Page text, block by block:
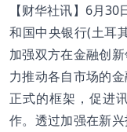
【财华社讯】6月
和国中央银行(土耳
加强双方在金融创
力推动各自市场的
正式的框架，促进
作。透过加强在新